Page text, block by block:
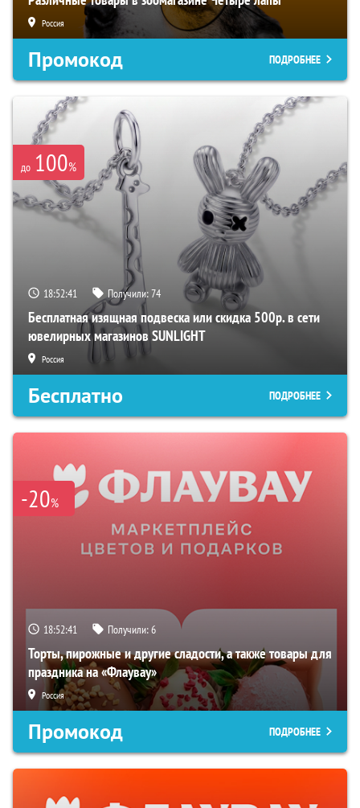
Россия
Промокод ПОДРОБНЕЕ
до 100%
18:52:40 Получили:74
Бесплатная изящная подвеска или скидка 500р. в сети
ювелирных магазинов SUNLIGHT
Россия
Бесплатно ПОДРОБНЕЕ
-20%
18:52:40 Получили:6
Торты, пирожные и другие сладости, а также товары для
праздника на «Флаувау»
Россия
Промокод ПОДРОБНЕЕ